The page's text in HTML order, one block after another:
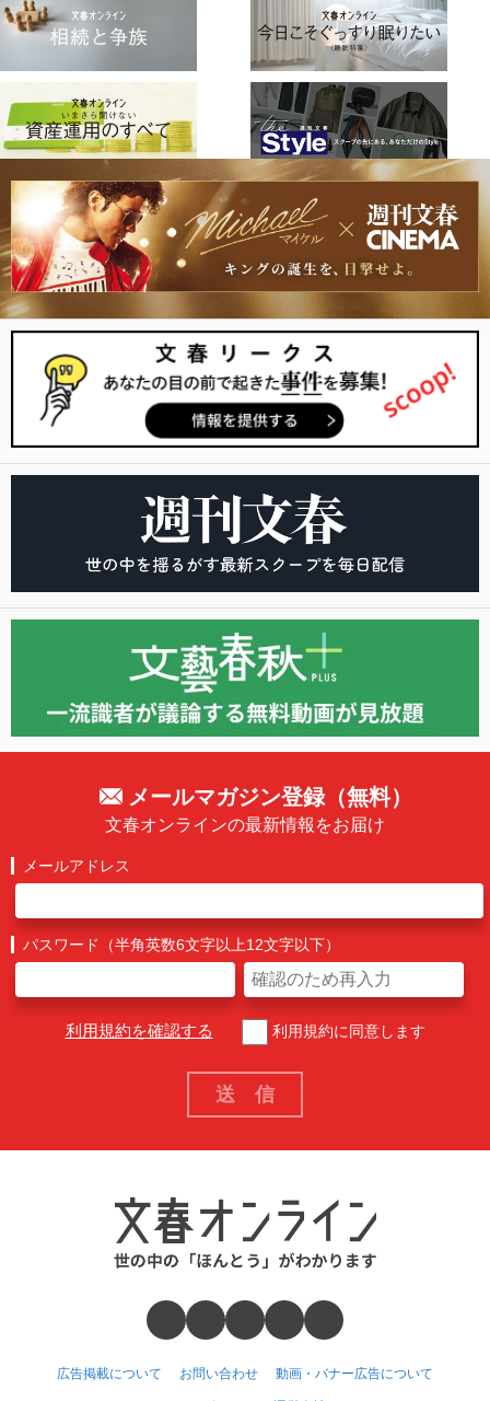
メールマガジン登録（無料）
文春オンラインの最新情報をお届け
メールアドレス
パスワード（半角英数6文字以上12文字以下）
利用規約を確認する 利用規約に同意します
広告掲載について お問い合わせ 動画・バナー広告について